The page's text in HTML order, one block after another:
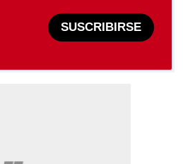
SUSCRIBIRSE